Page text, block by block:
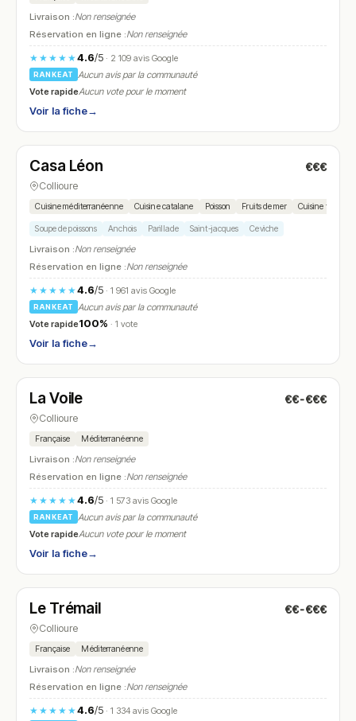
Livraison :Non renseignée
Réservation en ligne :Non renseignée
★★★★★4.6/5· 2 109 avis Google
RANKEAT
Aucun avis par la communauté
Vote rapideAucun vote pour le moment
Voir la fiche→
N° 17
Casa Léon €€€
Collioure
Cuisine méditerranéenne Cuisine catalane Poisson Fruits de mer Cuisine
Soupe de poissons Anchois Parillade Saint-jacques Ceviche
Livraison :Non renseignée
Réservation en ligne :Non renseignée
★★★★★4.6/5· 1 961 avis Google
RANKEAT
Aucun avis par la communauté
Vote rapide100% · 1 vote
Voir la fiche→
N° 18
La Voile €€-€€€
Collioure
Française Méditerranéenne
Livraison :Non renseignée
Réservation en ligne :Non renseignée
★★★★★4.6/5· 1 573 avis Google
RANKEAT
Aucun avis par la communauté
Vote rapideAucun vote pour le moment
Voir la fiche→
N° 19
Le Trémail €€-€€€
Collioure
Française Méditerranéenne
Livraison :Non renseignée
Réservation en ligne :Non renseignée
★★★★★4.6/5· 1 334 avis Google